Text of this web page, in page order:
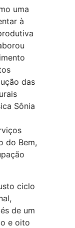
uma
à
das
Sônia
do Bem,
ciclo
de um
e oito